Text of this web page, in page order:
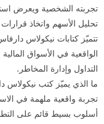
تجربته الشخصية ويعرض
تحليل الأسهم واتخاذ قرارات
تتميّز كتابات نيكولاس
الواقعية في الأسواق
التداول وإدارة المخاطر.
ما الذي يميّز كتب نيكولاس
تجربة واقعية ملهمة في
أسلوب بسيط قائم على